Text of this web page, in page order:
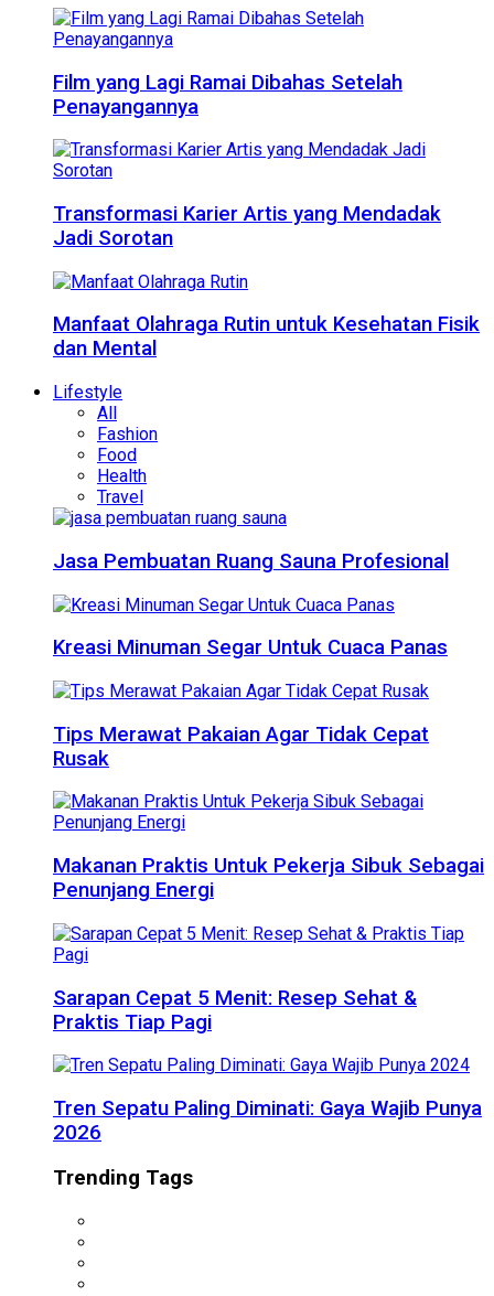
Film yang Lagi Ramai Dibahas Setelah
Penayangannya
Transformasi Karier Artis yang Mendadak
Jadi Sorotan
Manfaat Olahraga Rutin untuk Kesehatan Fisik
dan Mental
Lifestyle
All
Fashion
Food
Health
Travel
Jasa Pembuatan Ruang Sauna Profesional
Kreasi Minuman Segar Untuk Cuaca Panas
Tips Merawat Pakaian Agar Tidak Cepat
Rusak
Makanan Praktis Untuk Pekerja Sibuk Sebagai
Penunjang Energi
Sarapan Cepat 5 Menit: Resep Sehat &
Praktis Tiap Pagi
Tren Sepatu Paling Diminati: Gaya Wajib Punya
2026
Trending Tags